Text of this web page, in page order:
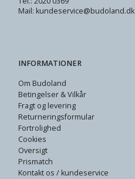
Mail: kundeservice@budoland.dk
INFORMATIONER
Om Budoland
Betingelser & Vilkår
Fragt og levering
Returneringsformular
Fortrolighed
Cookies
Oversigt
Prismatch
Kontakt os / kundeservice